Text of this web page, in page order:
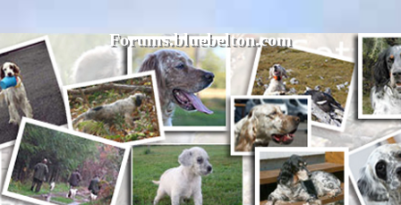
Forums.bluebelton.com